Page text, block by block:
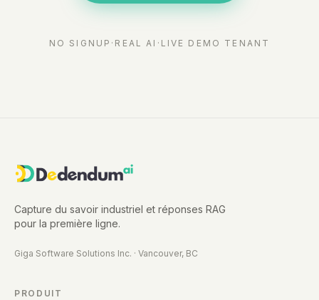
NO SIGNUP · REAL AI · LIVE DEMO TENANT
Capture du savoir industriel et réponses RAG
pour la première ligne.
Giga Software Solutions Inc. · Vancouver, BC
PRODUIT